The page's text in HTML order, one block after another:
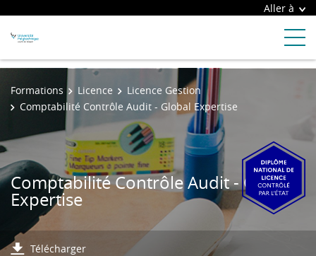
Aller à
Formations Licence
Licence Gestion
Comptabilité Contrôle Audit - Global Expertise
Comptabilité Contrôle Audit - Global
Expertise
Télécharger